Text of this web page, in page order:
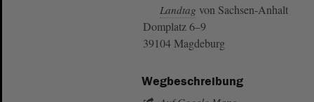
Landtag von Sachsen-Anhalt
Domplatz 6–9
39104 Magdeburg
Wegbeschreibung